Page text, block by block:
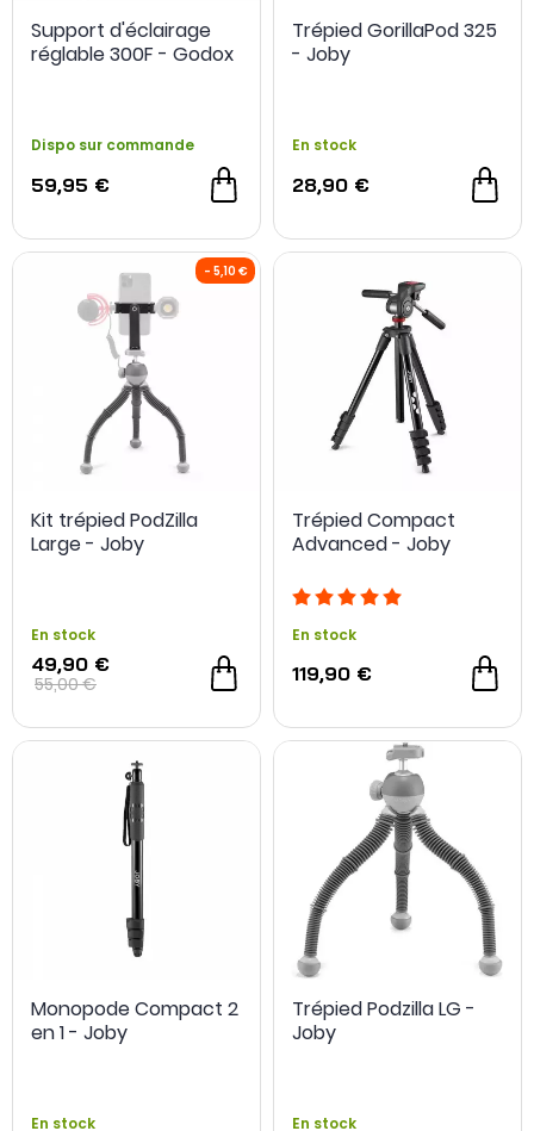
Support d'éclairage
réglable 300F - Godox
Dispo sur commande
59,95 €
Trépied GorillaPod 325
- Joby
En stock
28,90 €
Kit trépied PodZilla
Large - Joby
En stock
49,90 €
55,00 €
Trépied Compact
Advanced - Joby
En stock
119,90 €
Monopode Compact 2
en 1 - Joby
En stock
Trépied Podzilla LG -
Joby
En stock